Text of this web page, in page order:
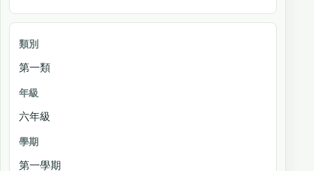
第一類
六年級
第一學期